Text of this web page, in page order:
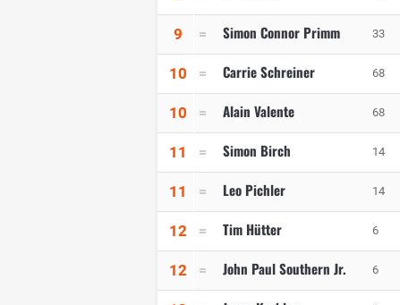
9 Simon Connor Primm 33
10 Carrie Schreiner 68
10 Alain Valente 68
11 Simon Birch 14
11 Leo Pichler 14
12 Tim Hütter 6
12 John Paul Southern Jr. 6